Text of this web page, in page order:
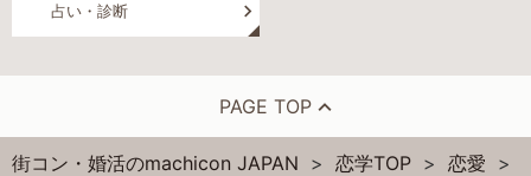
占い・診断
PAGE TOP
街コン・婚活のmachicon JAPAN 恋学TOP
恋愛